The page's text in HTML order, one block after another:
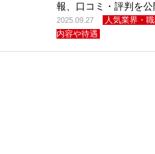
報、口コミ・評判を公
2025.09.27
人気業界・
内容や待遇